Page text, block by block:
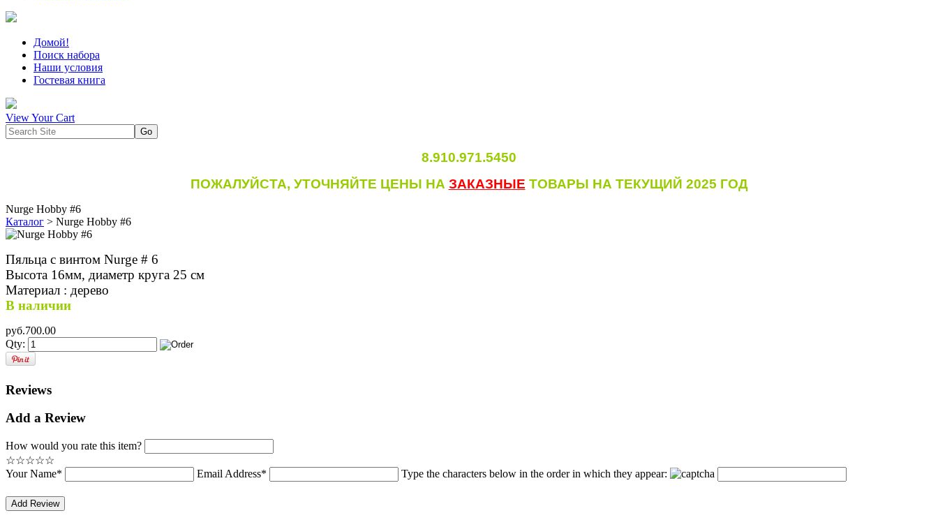
Домой!
Поиск набора
Наши условия
Гостевая книга
View Your Cart
8.910.971.5450
ПОЖАЛУЙСТА, УТОЧНЯЙТЕ ЦЕНЫ НА ЗАКАЗНЫЕ ТОВАРЫ НА ТЕКУЩИЙ 2025 ГОД
Nurge Hobby #6
Каталог > Nurge Hobby #6
Пяльца с винтом Nurge # 6
Высота 16мм, диаметр круга 25 см
Материал : дерево
В наличии
pyб.700.00
Qty:
Reviews
Add a Review
How would you rate this item?
☆☆☆☆☆
Your Name*
Email Address* Type the characters below in the order in which they appear: